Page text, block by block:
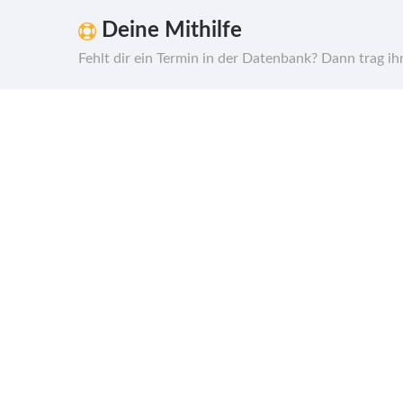
Deine Mithilfe
Fehlt dir ein Termin in der Datenbank? Dann trag